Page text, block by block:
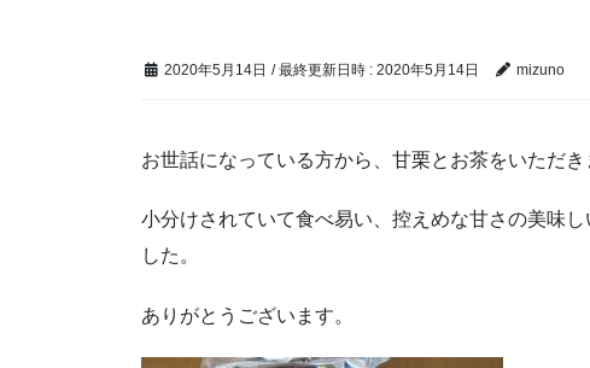
2020年5月14日 / 最終更新日時 : 2020年5月14日 mizuno
お世話になっている方から、甘栗とお茶をいただき
小分けされていて食べ易い、控えめな甘さの美味
した。
ありがとうございます。